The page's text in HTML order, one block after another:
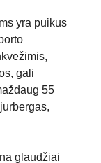
yra puikus
gali
55
glaudžiai